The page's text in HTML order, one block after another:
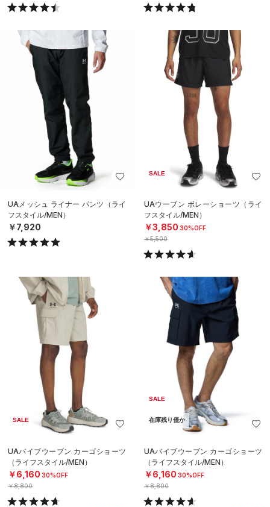
UAメッシュ ライナー パンツ（ライ
フスタイル/MEN）
￥7,920
SALE
UAウーブン ボレーショーツ（ライ
フスタイル/MEN）
￥3,850 30%OFF
￥5,500
SALE
UAバイブウーブン カーゴショーツ
（ライフスタイル/MEN）
￥6,160 30%OFF
￥8,800
SALE
在庫残り僅か
UAバイブウーブン カーゴショーツ
（ライフスタイル/MEN）
￥6,160 30%OFF
￥8,800